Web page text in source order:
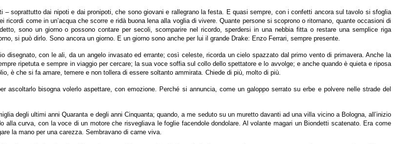
soprattutto dai nipoti e dai pronipoti, che sono giovani e rallegrano la festa. E quasi sempre, con i confetti ancora sul tavolo si sfoglia
ricordi come in un’acqua che scorre e ridà buona lena alla voglia di vivere. Quante persone si scoprono o ritornano, quante occasioni di
sono un giorno o possono contare per secoli, scomparire nel ricordo, sperdersi in una nebbia fitta o restare una semplice riga
si può dirlo. Sono ancora un giorno. E un giorno sono anche per lui il grande Drake: Enzo Ferrari, sempre presente.
disegnato, con le ali, da un angelo invasato ed errante; così celeste, ricorda un cielo spazzato dal primo vento di primavera. Anche la
ripetuta e sempre in viaggio per cercare; la sua voce soffia sul collo dello spettatore e lo avvolge; e anche quando è quieta e riposa
è che si fa amare, temere e non tollera di essere soltanto ammirata. Chiede di più, molto di più.
bisogna volerlo aspettare, con emozione. Perché si annuncia, come un galoppo serrato su erbe e polvere nelle strade del
degli ultimi anni Quaranta e degli anni Cinquanta; quando, a me seduto su un muretto davanti ad una villa vicino a Bologna, all’inizio
curva, con la voce di un motore che risvegliava le foglie facendole dondolare. Al volante magari un Biondetti scatenato. Era come
la mano per una carezza. Sembravano di carne viva.